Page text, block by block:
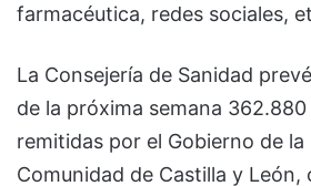
farmacéutica, redes sociales,
La Consejería de Sanidad
de la próxima semana
remitidas por el Gobierno de la
Comunidad de Castilla y León,